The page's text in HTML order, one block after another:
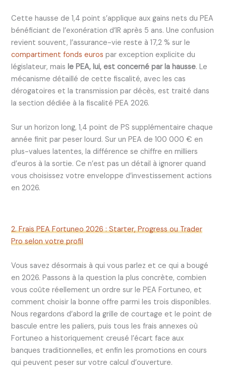
Cette hausse de 1,4 point s’applique aux gains nets du PEA
bénéficiant de l’exonération d’IR après 5 ans. Une confusion
revient souvent, l’assurance-vie reste à 17,2 % sur le
compartiment fonds euros par exception explicite du
législateur, maisle PEA, lui, est concerné par la hausse. Le
mécanisme détaillé de cette fiscalité, avec les cas
dérogatoires et la transmission par décès, est traité dans
la section dédiée à la fiscalité PEA 2026.
Sur un horizon long, 1,4 point de PS supplémentaire chaque
année finit par peser lourd. Sur un PEA de 100 000 € en
plus-values latentes, la différence se chiffre en milliers
d’euros à la sortie. Ce n’est pas un détail à ignorer quand
vous choisissez votre enveloppe d’investissement actions
en 2026.
2. Frais PEA Fortuneo 2026 : Starter, Progress ou Trader
Pro selon votre profil
Vous savez désormais à qui vous parlez et ce qui a bougé
en 2026. Passons à la question la plus concrète, combien
vous coûte réellement un ordre sur le PEA Fortuneo, et
comment choisir la bonne offre parmi les trois disponibles.
Nous regardons d’abord la grille de courtage et le point de
bascule entre les paliers, puis tous les frais annexes où
Fortuneo a historiquement creusé l’écart face aux
banques traditionnelles, et enfin les promotions en cours
qui peuvent peser sur votre calcul d’ouverture.